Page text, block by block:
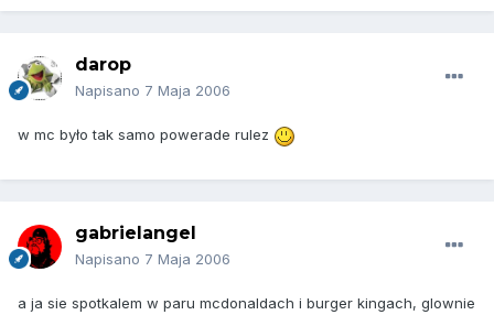
darop
Napisano 7 Maja 2006
w mc było tak samo powerade rulez
gabrielangel
Napisano 7 Maja 2006
a ja sie spotkalem w paru mcdonaldach i burger kingach, glownie